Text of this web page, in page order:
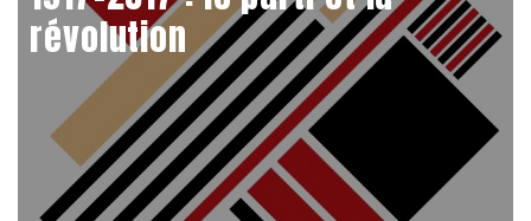
révolution